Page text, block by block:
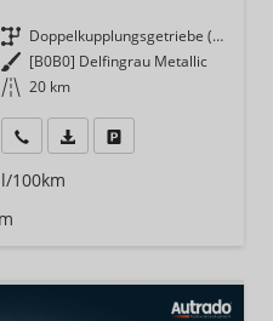
Getriebe
Doppelkupplungsgetriebe (DSG)
Außenfarbe [B0B0] Delfingrau Metallic
Kilometerstand 20 km
Wir rufen Sie anFahrzeugexposé (PDF)
100km